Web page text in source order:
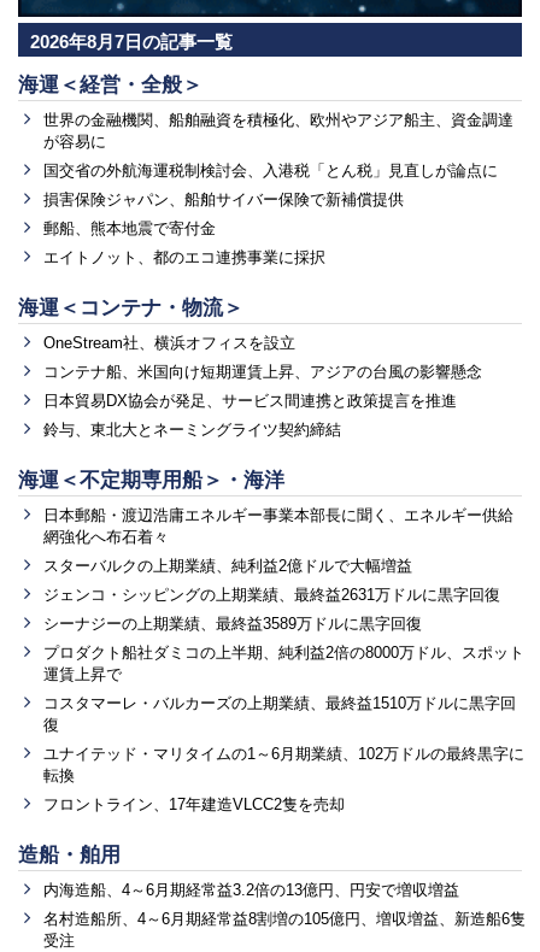
2026年8月7日の記事一覧
海運＜経営・全般＞
世界の金融機関、船舶融資を積極化、欧州やアジア船主、資金調達
が容易に
国交省の外航海運税制検討会、入港税「とん税」見直しが論点に
損害保険ジャパン、船舶サイバー保険で新補償提供
郵船、熊本地震で寄付金
エイトノット、都のエコ連携事業に採択
海運＜コンテナ・物流＞
OneStream社、横浜オフィスを設立
コンテナ船、米国向け短期運賃上昇、アジアの台風の影響懸念
日本貿易DX協会が発足、サービス間連携と政策提言を推進
鈴与、東北大とネーミングライツ契約締結
海運＜不定期専用船＞・海洋
日本郵船・渡辺浩庸エネルギー事業本部長に聞く、エネルギー供給
網強化へ布石着々
スターバルクの上期業績、純利益2億ドルで大幅増益
ジェンコ・シッピングの上期業績、最終益2631万ドルに黒字回復
シーナジーの上期業績、最終益3589万ドルに黒字回復
プロダクト船社ダミコの上半期、純利益2倍の8000万ドル、スポット
運賃上昇で
コスタマーレ・バルカーズの上期業績、最終益1510万ドルに黒字回
復
ユナイテッド・マリタイムの1～6月期業績、102万ドルの最終黒字に
転換
フロントライン、17年建造VLCC2隻を売却
造船・舶用
内海造船、4～6月期経常益3.2倍の13億円、円安で増収増益
名村造船所、4～6月期経常益8割増の105億円、増収増益、新造船6隻
受注